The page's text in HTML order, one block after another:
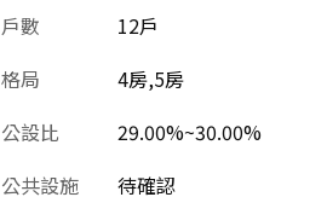
戶數
12戶
格局
4房,5房
公設比
29.00%~30.00%
公共設施 待確認